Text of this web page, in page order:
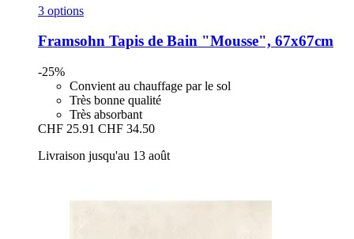
3 options
Framsohn Tapis de Bain "Mousse", 67x67cm
-25%
Convient au chauffage par le sol
Très bonne qualité
Très absorbant
CHF 25.91 CHF 34.50
Livraison jusqu'au 13 août